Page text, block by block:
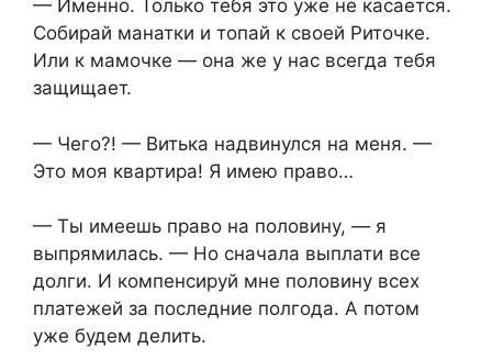
— Именно. Только тебя это уже не касается.
Собирай манатки и топай к своей Риточке.
Или к мамочке — она же у нас всегда тебя
защищает.
— Чего?! — Витька надвинулся на меня. —
Это моя квартира! Я имею право…
— Ты имеешь право на половину, — я
выпрямилась. — Но сначала выплати все
долги. И компенсируй мне половину всех
платежей за последние полгода. А потом
уже будем делить.